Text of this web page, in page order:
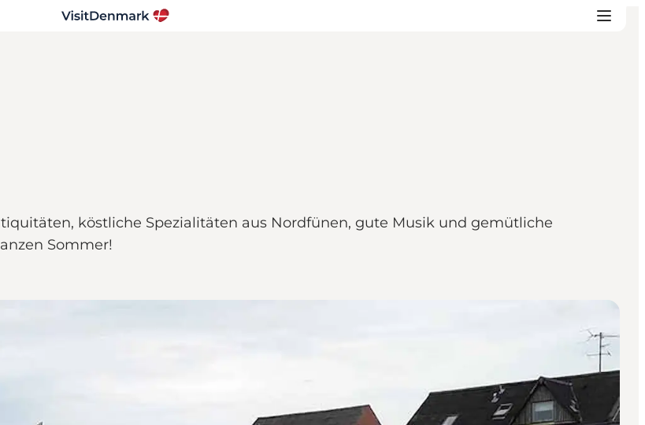
köstliche Spezialitäten aus Nordfünen, gute Musik und gemütliche
Sommer!